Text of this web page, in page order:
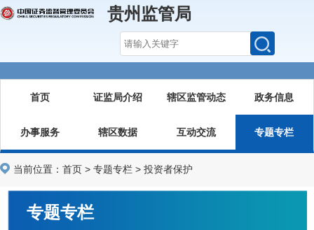
贵州监管局
首页 证监局介绍 辖区监管动态 政务信息
办事服务 辖区数据 互动交流 专题专栏
当前位置： 首页 > 专题专栏 > 投资者保护
专题专栏